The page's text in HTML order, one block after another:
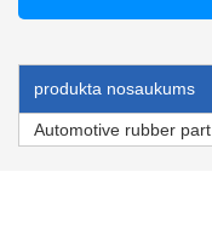
produkta nosaukums
Automotive rubber part